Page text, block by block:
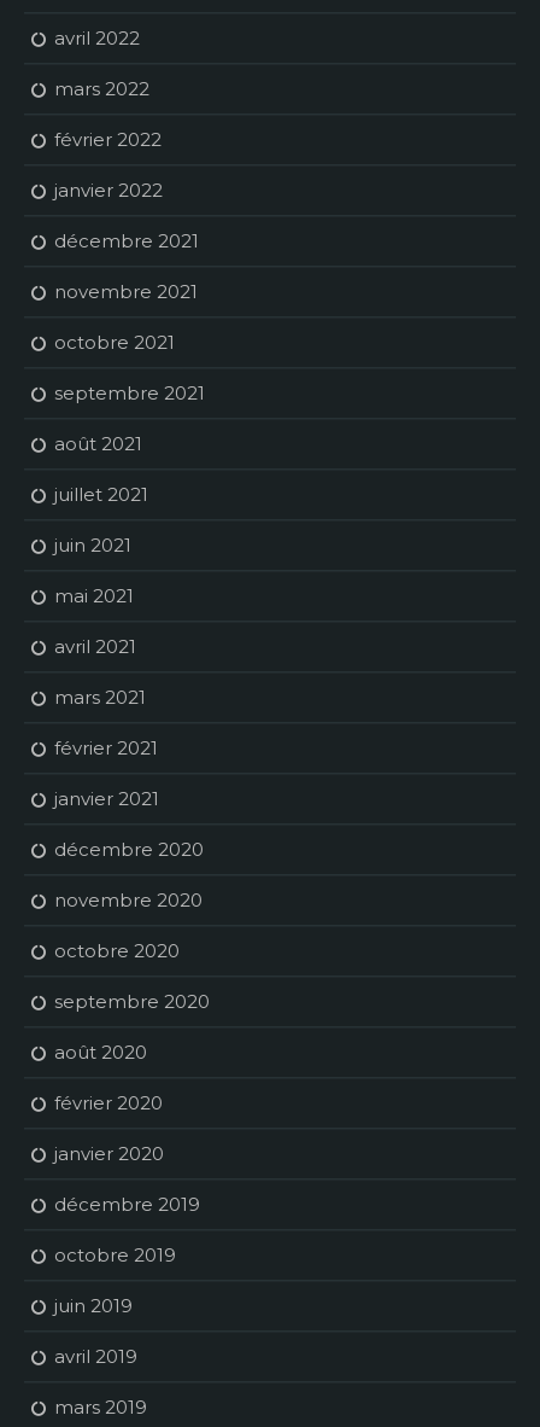
avril 2022
mars 2022
février 2022
janvier 2022
décembre 2021
novembre 2021
octobre 2021
septembre 2021
août 2021
juillet 2021
juin 2021
mai 2021
avril 2021
mars 2021
février 2021
janvier 2021
décembre 2020
novembre 2020
octobre 2020
septembre 2020
août 2020
février 2020
janvier 2020
décembre 2019
octobre 2019
juin 2019
avril 2019
mars 2019